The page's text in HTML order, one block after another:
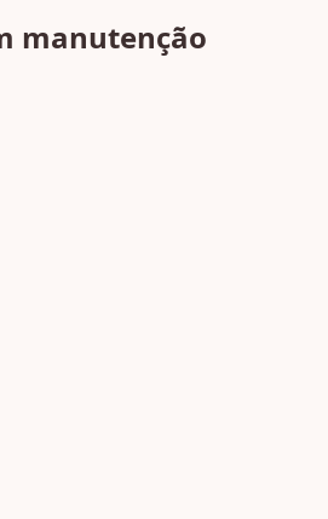
manutenção